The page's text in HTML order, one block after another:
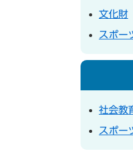
文化財
スポー
社会教
スポー